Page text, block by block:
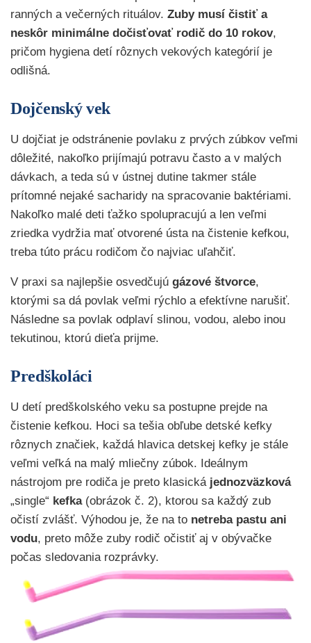
ranných a večerných rituálov. Zuby musí čistiť a
neskôr minimálne dočisťovať rodič do 10 rokov,
pričom hygiena detí rôznych vekových kategórií je
odlišná.
Dojčenský vek
U dojčiat je odstránenie povlaku z prvých zúbkov veľmi
dôležité, nakoľko prijímajú potravu často a v malých
dávkach, a teda sú v ústnej dutine takmer stále
prítomné nejaké sacharidy na spracovanie baktériami.
Nakoľko malé deti ťažko spolupracujú a len veľmi
zriedka vydržia mať otvorené ústa na čistenie kefkou,
treba túto prácu rodičom čo najviac uľahčiť.
V praxi sa najlepšie osvedčujú gázové štvorce,
ktorými sa dá povlak veľmi rýchlo a efektívne narušiť.
Následne sa povlak odplaví slinou, vodou, alebo inou
tekutinou, ktorú dieťa prijme.
Predškoláci
U detí predškolského veku sa postupne prejde na
čistenie kefkou. Hoci sa tešia obľube detské kefky
rôznych značiek, každá hlavica detskej kefky je stále
veľmi veľká na malý mliečny zúbok. Ideálnym
nástrojom pre rodiča je preto klasická jednozväzková
„single“ kefka(obrázok č. 2), ktorou sa každý zub
očistí zvlášť. Výhodou je, že na to netreba pastu ani
vodu, preto môže zuby rodič očistiť aj v obývačke
počas sledovania rozprávky.